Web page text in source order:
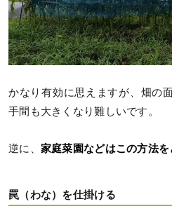
かなり有効に思えますが、畑の
手間も大きくなり難しいです。
逆に、 家庭菜園などはこの方法を
罠（わな）を仕掛ける